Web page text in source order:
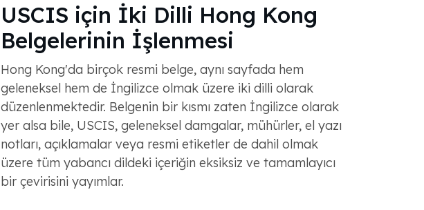
USCIS için İki Dilli Hong Kong
Belgelerinin İşlenmesi
Hong Kong'da birçok resmi belge, aynı sayfada hem
geleneksel hem de İngilizce olmak üzere iki dilli olarak
düzenlenmektedir. Belgenin bir kısmı zaten İngilizce olarak
yer alsa bile, USCIS, geleneksel damgalar, mühürler, el yazı
notları, açıklamalar veya resmi etiketler de dahil olmak
üzere tüm yabancı dildeki içeriğin eksiksiz ve tamamlayıcı
bir çevirisini yayımlar.